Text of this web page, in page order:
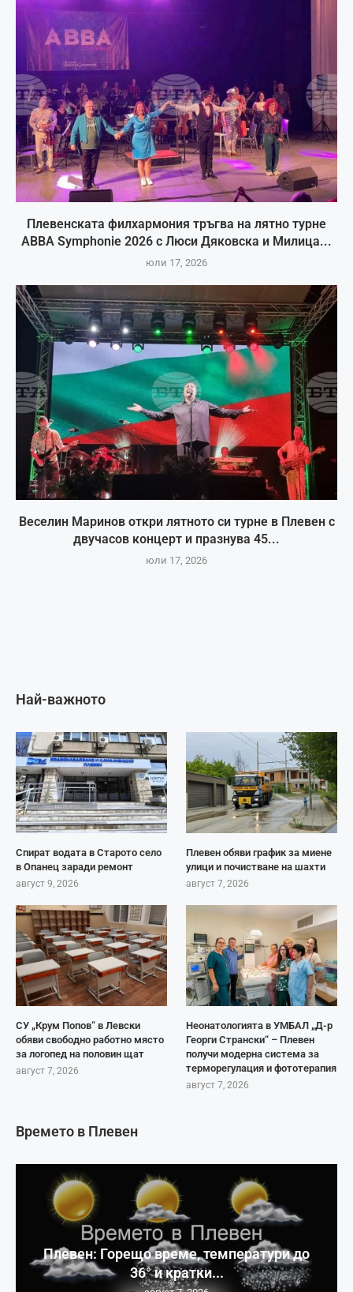
Плевенската филхармония тръгва на лятно турне
ABBA Symphonie 2026 с Люси Дяковска и Милица...
юли 17, 2026
Веселин Маринов откри лятното си турне в Плевен с
двучасов концерт и празнува 45...
юли 17, 2026
Най-важното
Спират водата в Старото село
в Опанец заради ремонт
август 9, 2026
Плевен обяви график за миене
улици и почистване на шахти
август 7, 2026
СУ „Крум Попов“ в Левски
обяви свободно работно място
за логопед на половин щат
август 7, 2026
Неонатологията в УМБАЛ „Д-р
Георги Странски“ – Плевен
получи модерна система за
терморегулация и фототерапия
август 7, 2026
Времето в Плевен
Плевен: Горещо време, температури до
36° и кратки...